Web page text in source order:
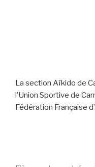
La section Aïkido de
l’Union Sportive de
Fédération Française